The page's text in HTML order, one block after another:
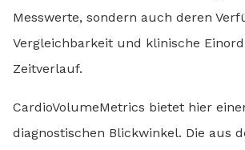
Messwerte, sondern auch deren
Vergleichbarkeit und klinische
Zeitverlauf.
CardioVolumeMetrics bietet hier
diagnostischen Blickwinkel. Die aus